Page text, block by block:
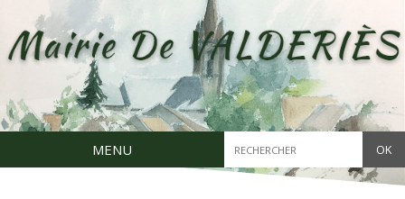
contenu
principal
MENU
dans